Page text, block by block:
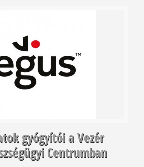
gyógyítói a Vezér
Centrumban